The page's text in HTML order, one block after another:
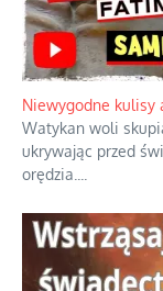
Duchowa apteczka
Instrukcja obsługi